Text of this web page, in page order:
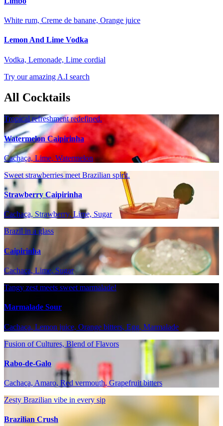
White rum, Creme de banane, Orange juice
Lemon And Lime Vodka
Vodka, Lemonade, Lime cordial
Try our amazing A.I search
All Cocktails
Tropical refreshment redefined.
Watermelon Caipirinha
Cachaça, Lime, Watermelon
Sweet strawberries meet Brazilian spirit.
Strawberry Caipirinha
Cachaça, Strawberry, Lime, Sugar
Brazil in a glass
Caipirinha
Cachaça, Lime, Sugar
Tangy zest meets sweet marmalade!
Marmalade Sour
Cachaça, Lemon juice, Orange bitters, Egg, Marmalade
Fusion of Cultures, Blend of Flavors
Rabo-de-Galo
Cachaça, Amaro, Red vermouth, Grapefruit bitters
Zesty Brazilian vibe in every sip
Brazilian Crush